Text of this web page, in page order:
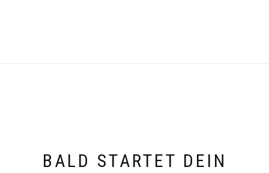
BALD STARTET DEIN